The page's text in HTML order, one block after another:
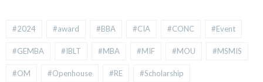
#2024 #award #BBA #CIA #CONC #Event
#GEMBA #IBLT #MBA #MIF #MOU #MSMIS
#OM #Openhouse #RE #Scholarship